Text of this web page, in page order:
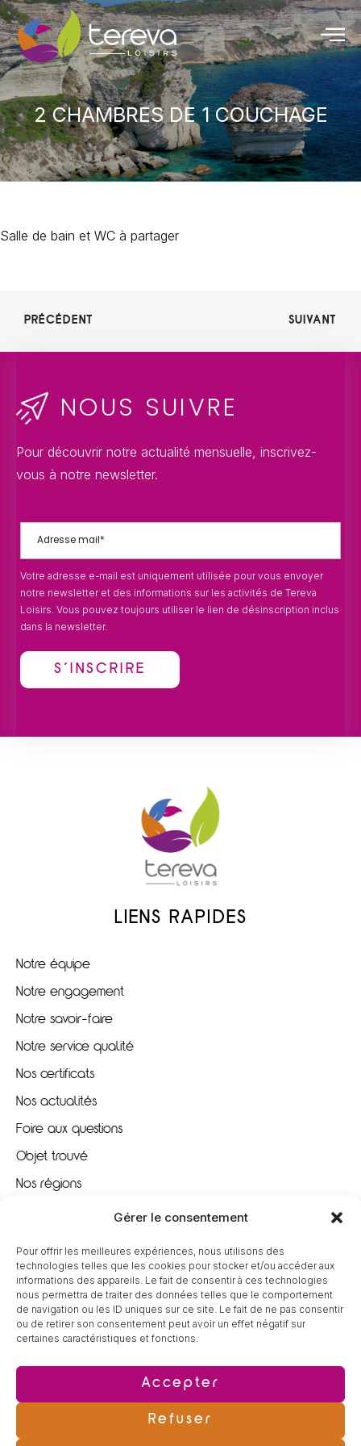
Gérer le consentement
Pour offrir les meilleures expériences, nous utilisons des
technologies telles que les cookies pour stocker et/ou accéder aux
informations des appareils. Le fait de consentir à ces technologies
nous permettra de traiter des données telles que le comportement
de navigation ou les ID uniques sur ce site. Le fait de ne pas consentir
ou de retirer son consentement peut avoir un effet négatif sur
certaines caractéristiques et fonctions.
Accepter
Refuser
2 CHAMBRES DE 1 COUCHAGE
Salle de bain et WC à partager
PRÉCÉDENT SUIVANT
NOUS SUIVRE
Pour découvrir notre actualité mensuelle, inscrivez-
vous à notre newsletter.
Votre adresse e-mail est uniquement utilisée pour vous envoyer
notre newsletter et des informations sur les activités de Tereva
Loisirs. Vous pouvez toujours utiliser le lien de désinscription inclus
dans la newsletter.
LIENS RAPIDES
Notre équipe
Notre engagement
Notre savoir-faire
Notre service qualité
Nos certificats
Nos actualités
Foire aux questions
Objet trouvé
Nos régions
À VOTRE ÉCOUTE
09 80 80 85 96